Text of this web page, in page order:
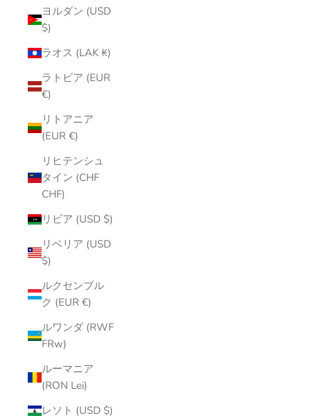
ヨルダン (USD
$)
ラオス (LAK ₭)
ラトビア (EUR
€)
リトアニア
(EUR €)
リヒテンシュ
タイン (CHF
CHF)
リビア (USD $)
リベリア (USD
$)
ルクセンブル
ク (EUR €)
ルワンダ (RWF
FRw)
ルーマニア
(RON Lei)
レソト (USD $)